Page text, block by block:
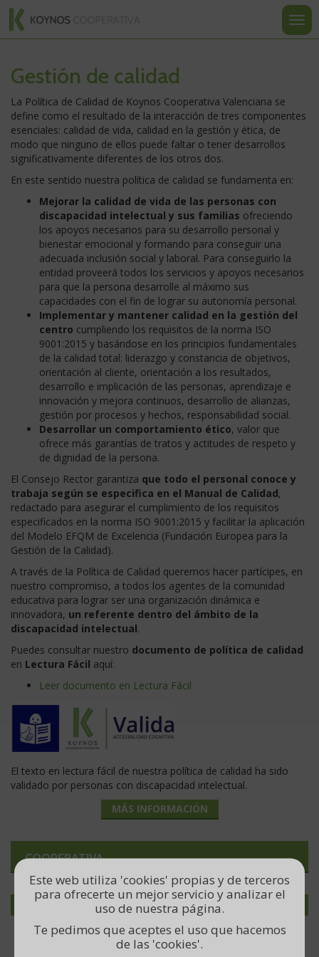
Koynos
Cooperativa
contenido
Gestión de calidad
La Política de Calidad de Koynos Cooperativa Valenciana se
define como el resultado de la interacción de tres componentes
esenciales: calidad de vida, calidad en la gestión y ética, de
modo que ninguno de ellos puede faltar o tener desarrollos
significativamente diferentes de los otros dos.
En este sentido nuestra política de calidad se fundamenta en:
Mejorar la calidad de vida de las personas con
discapacidad intelectual y sus familias ofreciendo
los apoyos necesarios para su desarrollo personal y
bienestar emocional y formando para conseguir una
adecuada inclusión social y laboral. Para conseguirlo la
entidad proveerá todos los servicios y apoyos necesarios
para que la persona desarrolle al máximo sus
capacidades con el fin de lograr su autonomía personal.
Implementar y mantener calidad en la gestión del
centro cumpliendo los requisitos de la norma ISO
9001:2015 y basándose en los principios fundamentales
de la calidad total: liderazgo y constancia de objetivos,
orientación al cliente, orientación a los resultados,
desarrollo e implicación de las personas, aprendizaje e
innovación y mejora continuos, desarrollo de alianzas,
gestión por procesos y hechos, responsabilidad social.
Desarrollar un comportamiento ético, valor que
ofrece más garantías de tratos y actitudes de respeto y
de dignidad de la persona.
El Consejo Rector garantiza que todo el personal conoce y
trabaja según se especifica en el Manual de Calidad,
redactado para asegurar el cumplimiento de los requisitos
especificados en la norma ISO 9001:2015 y facilitar la aplicación
del Modelo EFQM de Excelencia (Fundación Europea para la
Gestión de la Calidad).
A través de la Política de Calidad queremos hacer partícipes, en
nuestro compromiso, a todos los agentes de la comunidad
educativa para lograr ser una organización dinámica e
innovadora, un referente dentro del ámbito de la
discapacidad intelectual.
Puedes consultar nuestro documento de política de calidad
en Lectura Fácil aquí:
Leer documento en Lectura Fácil
El texto en lectura fácil de nuestra política de calidad ha sido
validado por personas con discapacidad intelectual.
MÁS INFORMACIÓN
COOPERATIVA
Sobre nosotros
Gestión de calidad
Consejo Rector
Administración y servicios
u
la
Este web utiliza 'cookies' propias y de terceros
para ofrecerte un mejor servicio y analizar el
uso de nuestra página.
Te pedimos que aceptes el uso que hacemos
de las 'cookies'.